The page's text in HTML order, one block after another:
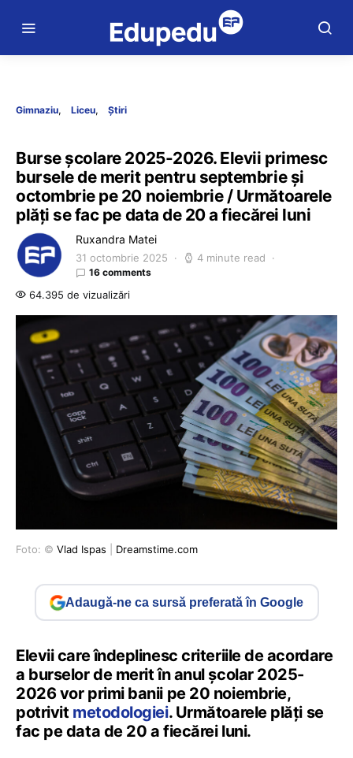
Gimnaziu Liceu Știri
Burse școlare 2025-2026. Elevii primesc
bursele de merit pentru septembrie și
octombrie pe 20 noiembrie / Următoarele
plăți se fac pe data de 20 a fiecărei luni
Ruxandra Matei
31 octombrie 2025 4 minute read
16 comments
64.395 de vizualizări
Foto: © Vlad Ispas Dreamstime.com
Adaugă-ne ca sursă preferată în Google
Elevii care îndeplinesc criteriile de acordare
a burselor de merit în anul școlar 2025-
2026 vor primi banii pe 20 noiembrie,
potrivit metodologiei. Următoarele plăți se
fac pe data de 20 a fiecărei luni.